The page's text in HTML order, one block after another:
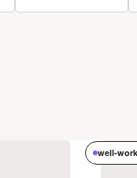
well-